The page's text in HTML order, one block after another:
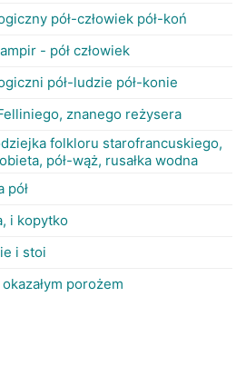
pół-człowiek pół-koń
- pół człowiek
pół-ludzie pół-konie
znanego reżysera
folkloru starofrancuskiego,
pół-wąż, rusałka wodna
pół
i kopytko
i stoi
porożem